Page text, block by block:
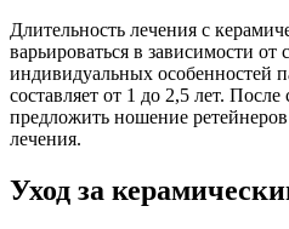
Длительность лечения с
варьироваться в зависимости от
индивидуальных особенностей
составляет от 1 до 2,5 лет.
предложить ношение ретейнеров
лечения.
Уход за